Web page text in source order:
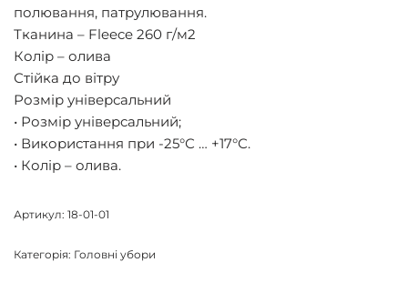
полювання, патрулювання.
Тканина – Fleece 260 г/м2
Колір – олива
Стійка до вітру
Розмір універсальний
• Розмір універсальний;
• Використання при -25°С … +17°С.
• Колір – олива.
Артикул: 18-01-01
Категорія: Головні убори